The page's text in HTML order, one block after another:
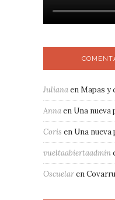
JulianaenMapas y
Annaen Una nueva
Coris en Una nueva
vueltaabiertaadmin
Oscuelaren